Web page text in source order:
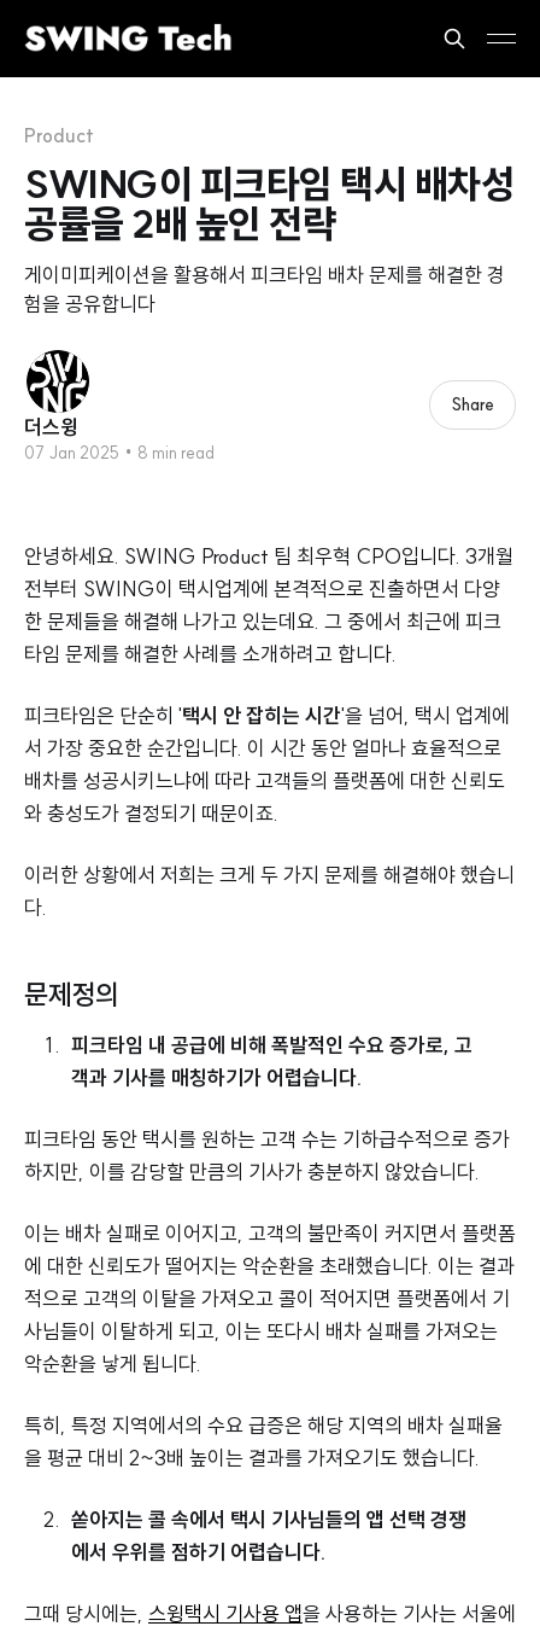
Product
SWING이 피크타임 택시 배차성
공률을 2배 높인 전략
게이미피케이션을 활용해서 피크타임 배차 문제를 해결한 경
험을 공유합니다
더스윙
07 Jan 2025 • 8 min read
Share
안녕하세요. SWING Product 팀 최우혁 CPO입니다. 3개월
전부터 SWING이 택시업계에 본격적으로 진출하면서 다양
한 문제들을 해결해 나가고 있는데요. 그 중에서 최근에 피크
타임 문제를 해결한 사례를 소개하려고 합니다.
피크타임은 단순히 '택시 안 잡히는 시간'을 넘어, 택시 업계에
서 가장 중요한 순간입니다. 이 시간 동안 얼마나 효율적으로
배차를 성공시키느냐에 따라 고객들의 플랫폼에 대한 신뢰도
와 충성도가 결정되기 때문이죠.
이러한 상황에서 저희는 크게 두 가지 문제를 해결해야 했습니
다.
문제정의
피크타임 내 공급에 비해 폭발적인 수요 증가로, 고
객과 기사를 매칭하기가 어렵습니다.
피크타임 동안 택시를 원하는 고객 수는 기하급수적으로 증가
하지만, 이를 감당할 만큼의 기사가 충분하지 않았습니다.
이는 배차 실패로 이어지고, 고객의 불만족이 커지면서 플랫폼
에 대한 신뢰도가 떨어지는 악순환을 초래했습니다. 이는 결과
적으로 고객의 이탈을 가져오고 콜이 적어지면 플랫폼에서 기
사님들이 이탈하게 되고, 이는 또다시 배차 실패를 가져오는
악순환을 낳게 됩니다.
특히, 특정 지역에서의 수요 급증은 해당 지역의 배차 실패율
을 평균 대비 2~3배 높이는 결과를 가져오기도 했습니다.
쏟아지는 콜 속에서 택시 기사님들의 앱 선택 경쟁
에서 우위를 점하기 어렵습니다.
그때 당시에는, 스윙택시 기사용 앱을 사용하는 기사는 서울에